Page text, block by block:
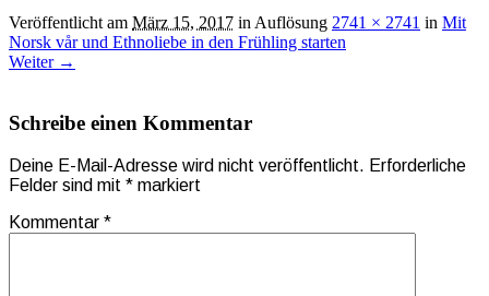
Veröffentlicht am März 15, 2017 in Auflösung 2741 × 2741 in Mit
Norsk vår und Ethnoliebe in den Frühling starten
Weiter →
Schreibe einen Kommentar
Deine E-Mail-Adresse wird nicht veröffentlicht. Erforderliche
Felder sind mit * markiert
Kommentar *